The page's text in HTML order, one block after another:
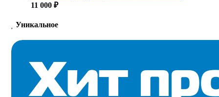
11 000 ₽
Уникальное